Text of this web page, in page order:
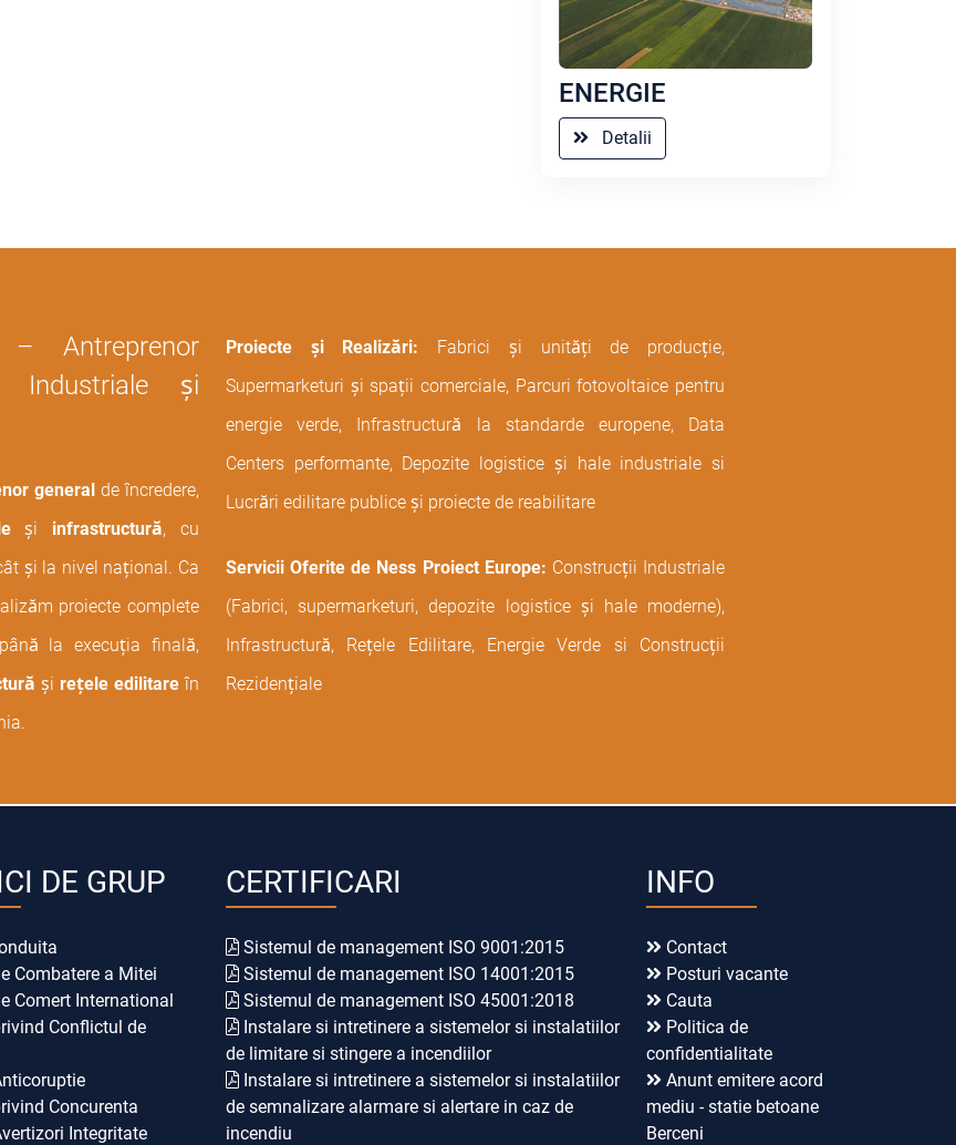
ENERGIE
Detalii
Antreprenor
Industriale și
generalde încredere,
și infrastructură, cu
și la nivel național. Ca
proiecte complete
la execuția finală,
și rețele edilitareîn
Proiecte și Realizări: Fabrici și unități de producție,
Supermarketuri și spații comerciale, Parcuri fotovoltaice pentru
energie verde, Infrastructură la standarde europene, Data
Centers performante, Depozite logistice și hale industriale si
Lucrări edilitare publice și proiecte de reabilitare
Servicii Oferite de Ness Proiect Europe: Construcții Industriale
(Fabrici, supermarketuri, depozite logistice și hale moderne),
Infrastructură, Rețele Edilitare, Energie Verde si Construcții
Rezidențiale
DE GRUP
Combatere a Mitei
Comert International
Conflictul de
Concurenta
Integritate
CERTIFICARI
Sistemul de management ISO 9001:2015
Sistemul de management ISO 14001:2015
Sistemul de management ISO 45001:2018
Instalare si intretinere a sistemelor si instalatiilor
de limitare si stingere a incendiilor
Instalare si intretinere a sistemelor si instalatiilor
de semnalizare alarmare si alertare in caz de
incendiu
INFO
Contact
Posturi vacante
Cauta
Politica de
confidentialitate
Anunt emitere acord
mediu - statie betoane
Berceni